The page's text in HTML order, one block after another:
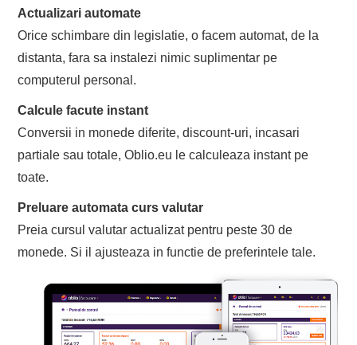
Actualizari automate
Orice schimbare din legislatie, o facem automat, de la
distanta, fara sa instalezi nimic suplimentar pe
computerul personal.
Calcule facute instant
Conversii in monede diferite, discount-uri, incasari
partiale sau totale, Oblio.eu le calculeaza instant pe
toate.
Preluare automata curs valutar
Preia cursul valutar actualizat pentru peste 30 de
monede. Si il ajusteaza in functie de preferintele tale.